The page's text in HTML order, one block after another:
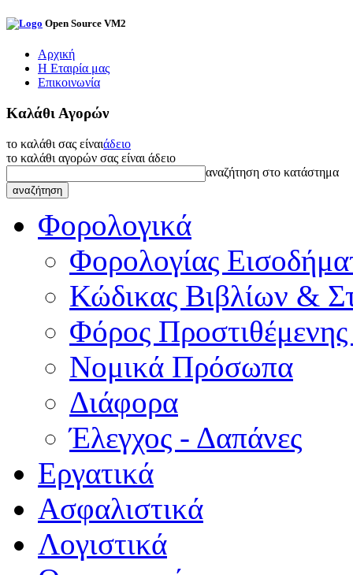
Open Source VM2
Αρχική
Η Εταιρία μας
Επικοινωνία
Καλάθι Αγορών
το καλάθι σας είναιάδειο
το καλάθι αγορών σας είναι άδειο
αναζήτηση στο κατάστημα
Φορολογικά
Φορολογίας
Κώδικας Βιβλίων &
Φόρος Προστιθέμενης
Νομικά Πρόσωπα
Διάφορα
Έλεγχος - Δαπάνες
Εργατικά
Ασφαλιστικά
Λογιστικά